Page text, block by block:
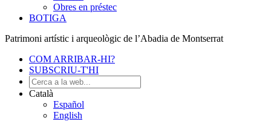
Obres en préstec
BOTIGA
Patrimoni artístic i arqueològic de l’Abadia de Montserrat
COM ARRIBAR-HI?
SUBSCRIU-T'HI
Català
Español
English